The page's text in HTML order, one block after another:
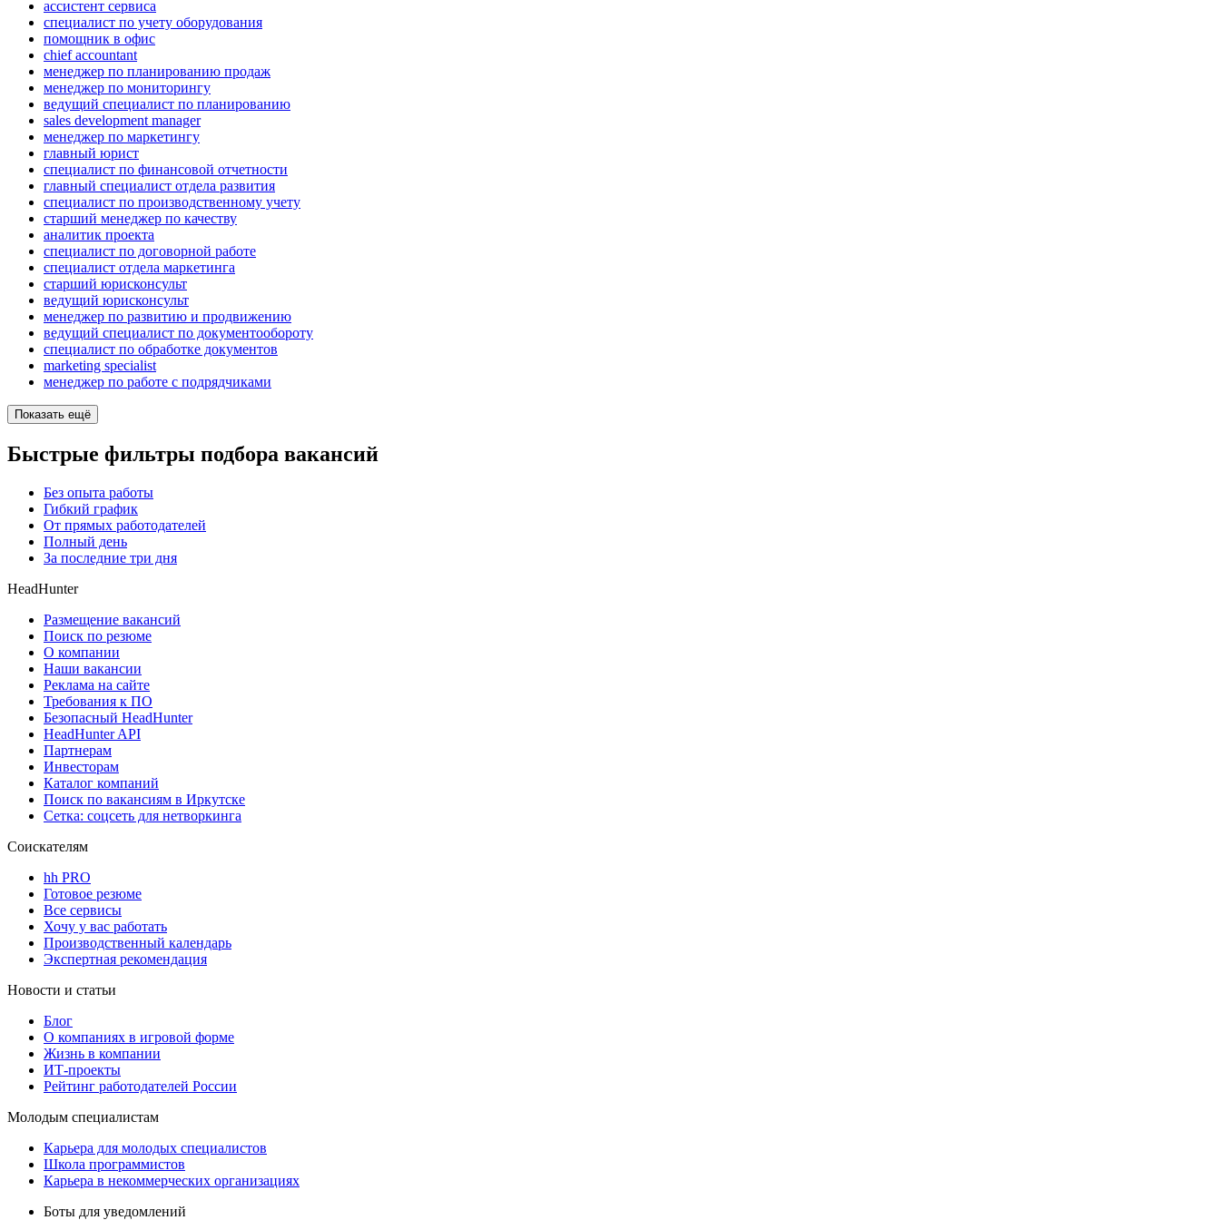
ассистент сервиса
специалист по учету оборудования
помощник в офис
chief accountant
менеджер по планированию продаж
менеджер по мониторингу
ведущий специалист по планированию
sales development manager
менеджер по маркетингу
главный юрист
специалист по финансовой отчетности
главный специалист отдела развития
специалист по производственному учету
старший менеджер по качеству
аналитик проекта
специалист по договорной работе
специалист отдела маркетинга
старший юрисконсульт
ведущий юрисконсульт
менеджер по развитию и продвижению
ведущий специалист по документообороту
специалист по обработке документов
marketing specialist
менеджер по работе с подрядчиками
Показать ещё
Быстрые фильтры подбора вакансий
Без опыта работы
Гибкий график
От прямых работодателей
Полный день
За последние три дня
HeadHunter
Размещение вакансий
Поиск по резюме
О компании
Наши вакансии
Реклама на сайте
Требования к ПО
Безопасный HeadHunter
HeadHunter API
Партнерам
Инвесторам
Каталог компаний
Поиск по вакансиям в Иркутске
Сетка: соцсеть для нетворкинга
Соискателям
hh PRO
Готовое резюме
Все сервисы
Хочу у вас работать
Производственный календарь
Экспертная рекомендация
Новости и статьи
Блог
О компаниях в игровой форме
Жизнь в компании
ИТ-проекты
Рейтинг работодателей России
Молодым специалистам
Карьера для молодых специалистов
Школа программистов
Карьера в некоммерческих организациях
Боты для уведомлений